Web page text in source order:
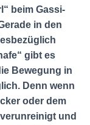
beim Gassi-
in den
gibt es
Bewegung in
Denn wenn
oder dem
und